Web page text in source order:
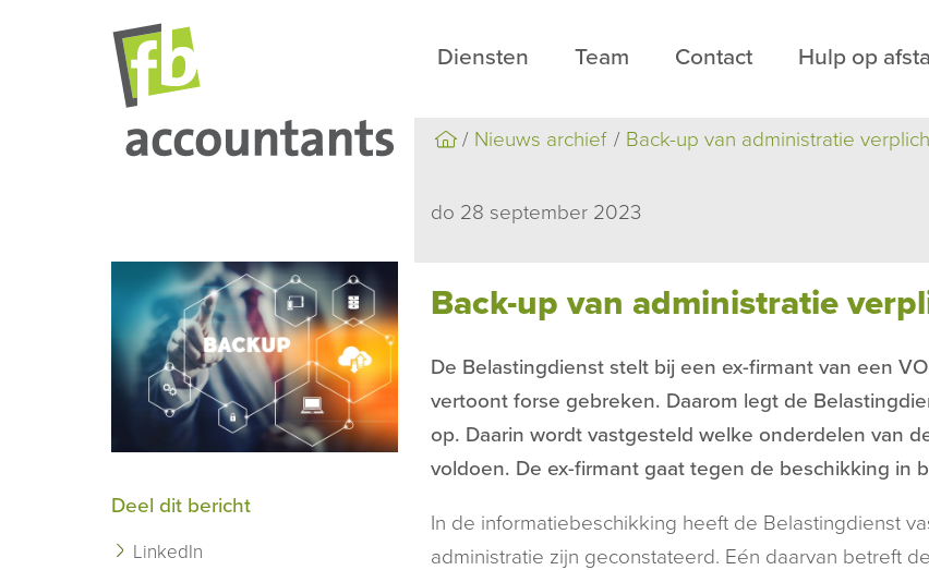
Diensten Team Contact Hulp op
Nieuws archief Back-up van administratie
do 28 september 2023
Back-up van administratie
De Belastingdienst stelt bij een ex-firmant van een
vertoont forse gebreken. Daarom legt de
op. Daarin wordt vastgesteld welke onderdelen van
voldoen. De ex-firmant gaat tegen de beschikking in
In de informatiebeschikking heeft de Belastingdienst
administratie zijn geconstateerd. Eén daarvan betreft
Deel dit bericht
LinkedIn